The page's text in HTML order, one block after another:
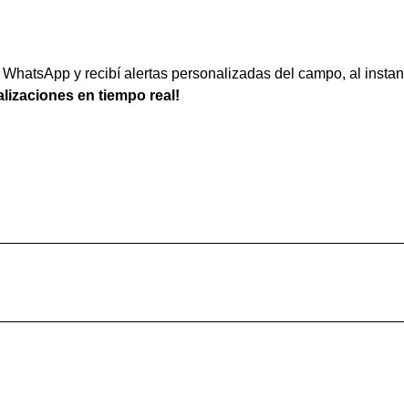
y recibí alertas personalizadas del campo, al
en tiempo real!